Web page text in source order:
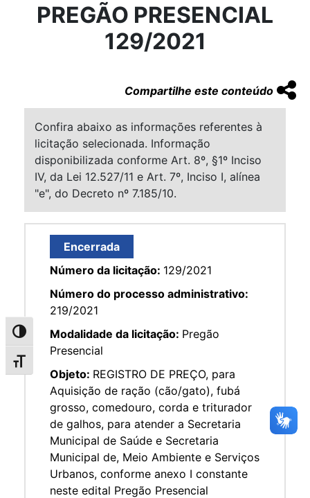
Alternar alto contraste
Alternar tamanho da fonte
PREGÃO PRESENCIAL
129/2021
Compartilhe este conteúdo
Confira abaixo as informações referentes à
licitação selecionada. Informação
disponibilizada conforme Art. 8º, §1º Inciso
IV, da Lei 12.527/11 e Art. 7º, Inciso I, alínea
"e", do Decreto nº 7.185/10.
Encerrada
Número da licitação: 129/2021
Número do processo administrativo:
219/2021
Modalidade da licitação: Pregão
Presencial
Objeto: REGISTRO DE PREÇO, para
Aquisição de ração (cão/gato), fubá
grosso, comedouro, corda e triturador
de galhos, para atender a Secretaria
Municipal de Saúde e Secretaria
Municipal de, Meio Ambiente e Serviços
Urbanos, conforme anexo I constante
neste edital Pregão Presencial